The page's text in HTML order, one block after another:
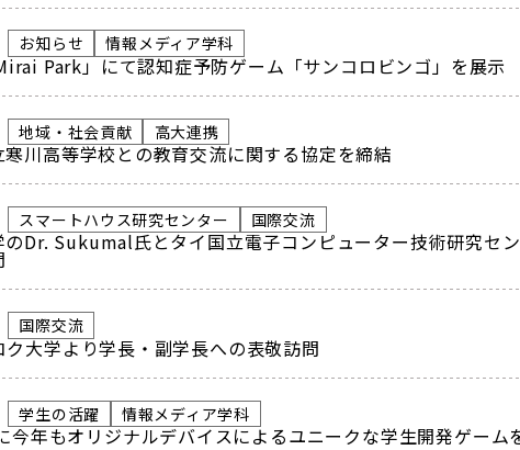
お知らせ 情報メディア学科
Park」にて認知症予防ゲーム「サンコロビンゴ」を展示
地域・社会貢献 高大連携
寒川高等学校との教育交流に関する協定を締結
スマートハウス研究センター 国際交流
Dr. Sukumal氏とタイ国立電子コンピューター技術研究セ
国際交流
大学より学長・副学長への表敬訪問
学生の活躍 情報メディア学科
今年もオリジナルデバイスによるユニークな学生開発ゲーム